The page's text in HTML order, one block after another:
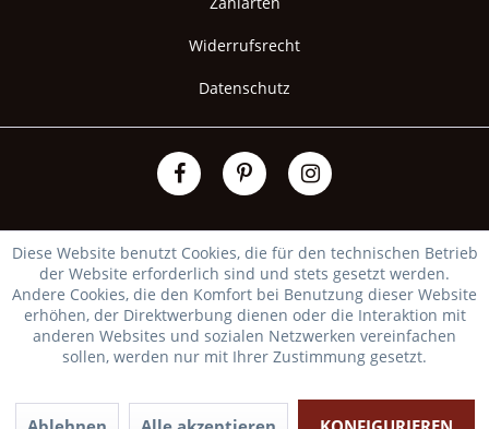
Widerrufsrecht
Datenschutz
Diese Website benutzt Cookies, die für den technischen Betrieb
der Website erforderlich sind und stets gesetzt werden.
Andere Cookies, die den Komfort bei Benutzung dieser Website
erhöhen, der Direktwerbung dienen oder die Interaktion mit
anderen Websites und sozialen Netzwerken vereinfachen
sollen, werden nur mit Ihrer Zustimmung gesetzt.